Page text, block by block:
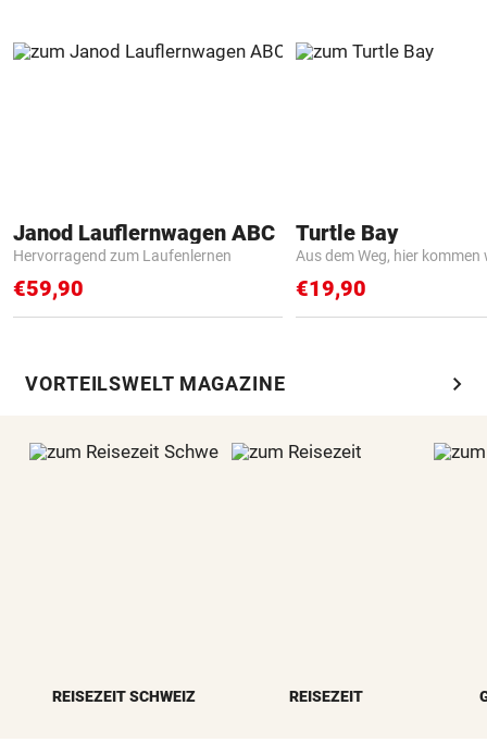
Janod Lauflernwagen ABC
Hervorragend zum Laufenlernen
€59,90
Turtle Bay
Aus dem Weg, hier kommen
€19,90
VORTEILSWELT MAGAZINE chevron_right
REISEZEIT SCHWEIZ REISEZEIT